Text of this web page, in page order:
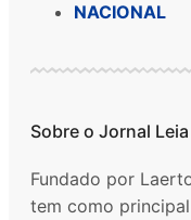
NACIONAL
Sobre o Jornal Leia
Fundado por
tem como